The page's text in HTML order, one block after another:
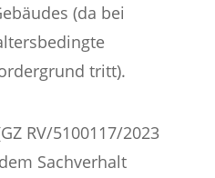
(da bei
tritt).
RV/5100117/2023
Sachverhalt